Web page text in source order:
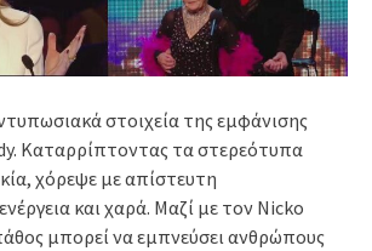
στοιχεία της εμφάνισης
Καταρρίπτοντας τα στερεότυπα
χόρεψε με απίστευτη
και χαρά. Μαζί με τον Nicko
μπορεί να εμπνεύσει ανθρώπους